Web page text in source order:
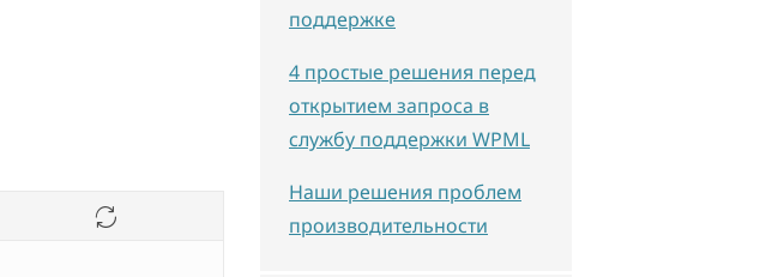
поддержке
4 простые решения перед
открытием запроса в
службу поддержки WPML
Наши решения проблем
производительности